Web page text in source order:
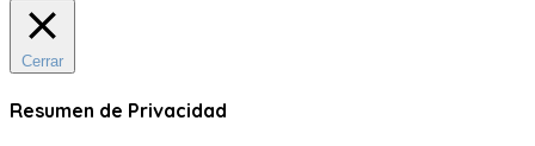
Cerrar
Resumen de Privacidad